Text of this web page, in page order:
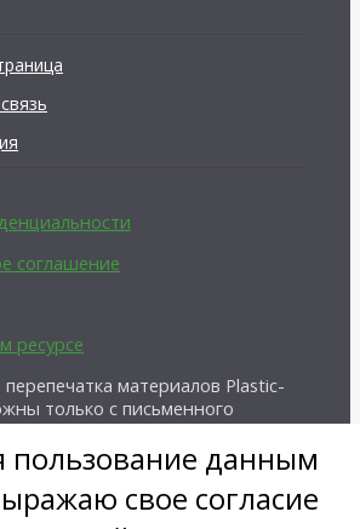
пользование данным
свое согласие
соглашение
ресурсе
материалов Plastic-
только с письменного
и при наличии
источник.